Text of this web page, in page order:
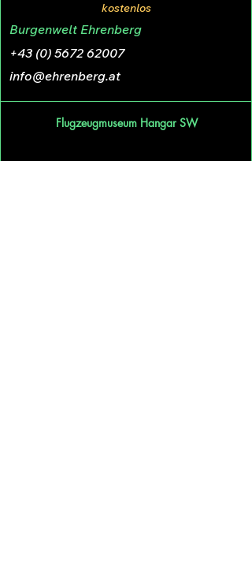
kostenlos
Burgenwelt Ehrenberg
+43 (0) 5672 62007
info@ehrenberg.at
Flugzeugmuseum Hangar SW